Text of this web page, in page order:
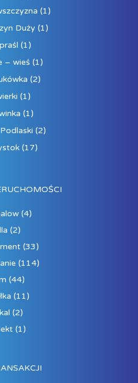
(1)
Duży (1)
(1)
– wieś (1)
(2)
(1)
(1)
(2)
(17)
(4)
(2)
(33)
(114)
(44)
(11)
(2)
(1)